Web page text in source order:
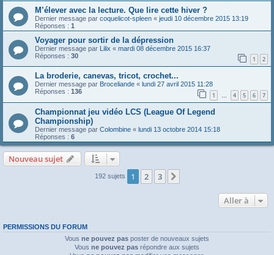
M’élever avec la lecture. Que lire cette hiver ?
Dernier message par coquelicot-spleen « jeudi 10 décembre 2015 13:19
Réponses : 1
Voyager pour sortir de la dépression
Dernier message par Lilix « mardi 08 décembre 2015 16:37
Réponses : 30 1 2
La broderie, canevas, tricot, crochet...
Dernier message par Broceliande « lundi 27 avril 2015 11:28
Réponses : 136 1 … 4 5 6 7
Championnat jeu vidéo LCS (League Of Legend
Championship)
Dernier message par Colombine « lundi 13 octobre 2014 15:18
Réponses : 6
Nouveau sujet
192 sujets 1 2 3
Aller à
PERMISSIONS DU FORUM
Vous ne pouvez pas poster de nouveaux sujets
Vous ne pouvez pas répondre aux sujets